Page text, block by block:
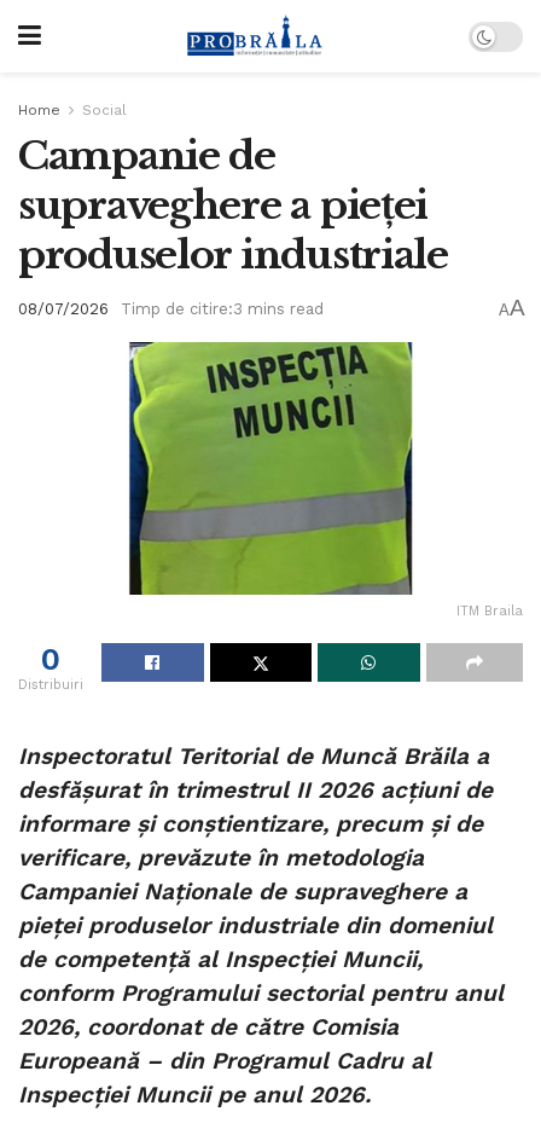
Home Social
Campanie de
supraveghere a pieței
produselor industriale
08/07/2026 Timp de citire:3 mins read AA
ITM Braila
0
Distribuiri
Inspectoratul Teritorial de Muncă Brăila a
desfășurat în trimestrul II 2026 acțiuni de
informare și conștientizare, precum și de
verificare, prevăzute în metodologia
Campaniei Naționale de supraveghere a
pieței produselor industriale din domeniul
de competență al Inspecției Muncii,
conform Programului sectorial pentru anul
2026, coordonat de către Comisia
Europeană – din Programul Cadru al
Inspecției Muncii pe anul 2026.